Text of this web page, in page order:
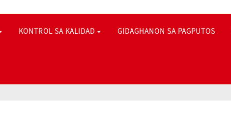
KONTROL SA KALIDAD GIDAGHANON SA PAGPUTOS